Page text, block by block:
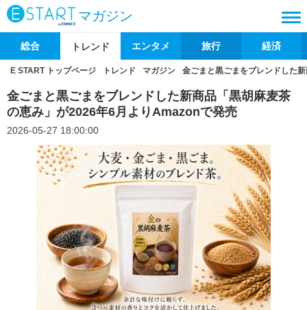
マガジン
総合 トレンド エンタメ 旅行 経済
E START トップページ トレンド マガジン 金ごまと黒ごまをブレンドした
金ごまと黒ごまをブレンドした新商品「黒胡麻麦茶
の恵み」が2026年6月よりAmazonで発売
2026-05-27 18:00:00